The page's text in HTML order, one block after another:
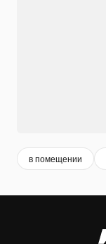
в помещении